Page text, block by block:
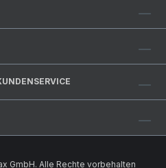
GmbH. Alle Rechte vorbehalten